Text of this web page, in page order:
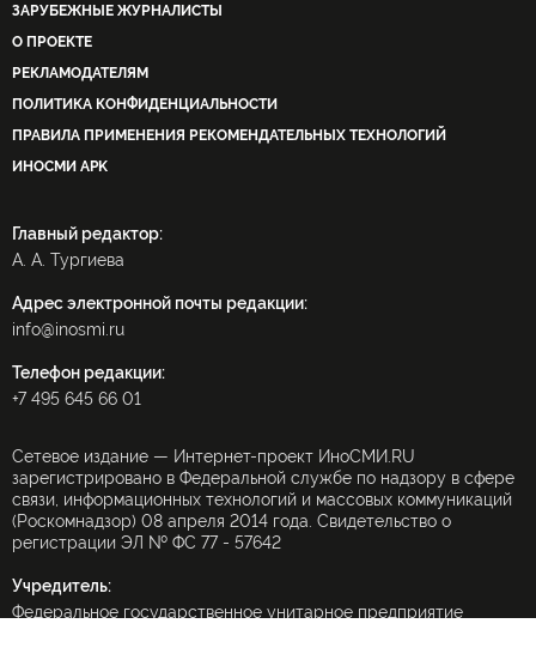
ЗАРУБЕЖНЫЕ ЖУРНАЛИСТЫ
О ПРОЕКТЕ
РЕКЛАМОДАТЕЛЯМ
ПОЛИТИКА КОНФИДЕНЦИАЛЬНОСТИ
ПРАВИЛА ПРИМЕНЕНИЯ РЕКОМЕНДАТЕЛЬНЫХ ТЕХНОЛОГИЙ
ИНОСМИ APK
Главный редактор:
А. А. Тургиева
Адрес электронной почты редакции:
info@inosmi.ru
Телефон редакции:
+7 495 645 66 01
Сетевое издание — Интернет-проект ИноСМИ.RU
зарегистрировано в Федеральной службе по надзору в сфере
связи, информационных технологий и массовых коммуникаций
(Роскомнадзор) 08 апреля 2014 года. Свидетельство о
регистрации ЭЛ № ФС 77 - 57642
Учредитель:
Федеральное государственное унитарное предприятие